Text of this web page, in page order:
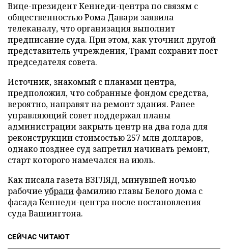
Вице-президент Кеннеди-центра по связям с
общественностью Рома Давари заявила
телеканалу, что организация выполнит
предписание суда. При этом, как уточнил другой
представитель учреждения, Трамп сохранит пост
председателя совета.
Источник, знакомый с планами центра,
предположил, что собранные фондом средства,
вероятно, направят на ремонт здания. Ранее
управляющий совет поддержал планы
администрации закрыть центр на два года для
реконструкции стоимостью 257 млн долларов,
однако позднее суд запретил начинать ремонт,
старт которого намечался на июль.
Как писала газета ВЗГЛЯД, минувшей ночью
рабочие убрали фамилию главы Белого дома с
фасада Кеннеди-центра после постановления
суда Вашингтона.
СЕЙЧАС ЧИТАЮТ